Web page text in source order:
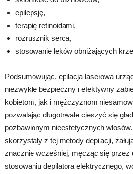
epilepsję,
terapię retinoidami,
rozrusznik serca,
stosowanie leków obniżających
Podsumowując, epilacja laserowa
niezwykle bezpieczny i efektywny
kobietom, jak i mężczyznom
pozwalając długotrwale cieszyć się
pozbawionym nieestetycznych
skorzystały z tej metody depilacji,
znacznie wcześniej, męcząc się przez
stosowaniu depilatora elektrycznego,